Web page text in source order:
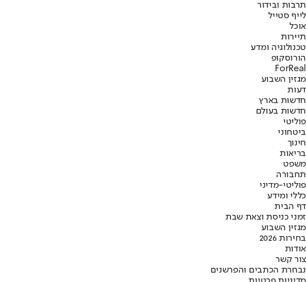
תרבות ובידור
לייף סטייל
אוכל
תיירות
טכנולוגיה ומדע
הורוסקופ
ForReal
מגזין השבוע
דעות
חדשות בארץ
חדשות בעולם
פוליטי
ביטחוני
חינוך
בריאות
משפט
תחבורה
פוליטי-מדיני
כללי ומידע
דף הבית
זמני כניסת וצאת שבת
מגזין השבוע
בחירות 2026
אודות
צור קשר
נבחרת הכתבים והפרשנים